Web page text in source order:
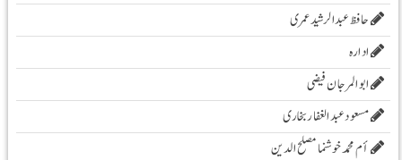
حافظ عبدالرشید عمری
ادارہ
ابوالمرجان فیضی
مسعود عبد الغفار بخاری
أم محمد خوشنما مصلح الدین